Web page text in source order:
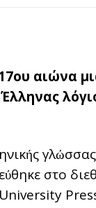
αιώνα
στο